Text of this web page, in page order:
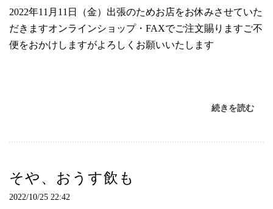
2022年11月11日（金）出張のためお店をお休みさせていた
だきますオンラインショップ・FAXでご注文賜りますご不
便をおかけしますがよろしくお願いいたします
続きを読む
そや、おうす飲も
2022/10/25 22:42